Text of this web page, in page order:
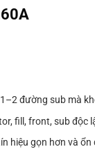
đường sub mà
fill, front, sub độc
hiệu gọn hơn và ổn